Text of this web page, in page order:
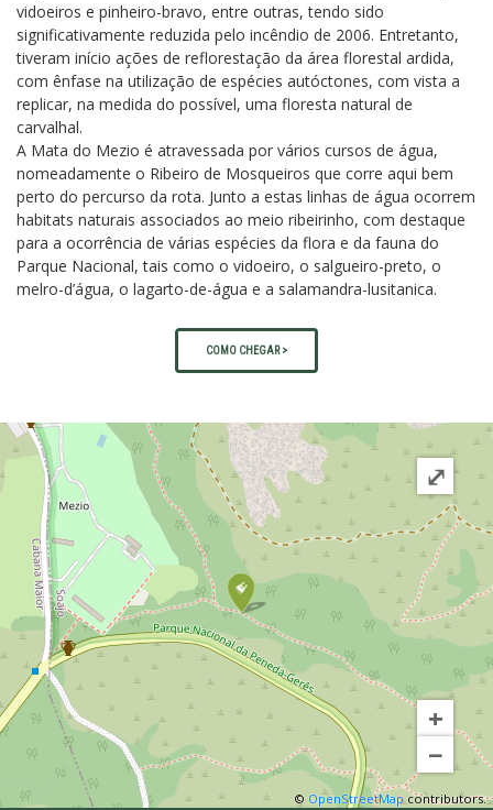
vidoeiros e pinheiro-bravo, entre outras, tendo sido
significativamente reduzida pelo incêndio de 2006. Entretanto,
tiveram início ações de reflorestação da área florestal ardida,
com ênfase na utilização de espécies autóctones, com vista a
replicar, na medida do possível, uma floresta natural de
carvalhal.
A Mata do Mezio é atravessada por vários cursos de água,
nomeadamente o Ribeiro de Mosqueiros que corre aqui bem
perto do percurso da rota. Junto a estas linhas de água ocorrem
habitats naturais associados ao meio ribeirinho, com destaque
para a ocorrência de várias espécies da flora e da fauna do
Parque Nacional, tais como o vidoeiro, o salgueiro-preto, o
melro-d’água, o lagarto-de-água e a salamandra-lusitanica.
COMO CHEGAR >
+
−
© OpenStreetMap contributors.
⤢